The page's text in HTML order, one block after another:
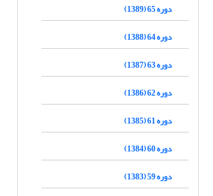
دوره 65 (1389)
دوره 64 (1388)
دوره 63 (1387)
دوره 62 (1386)
دوره 61 (1385)
دوره 60 (1384)
دوره 59 (1383)